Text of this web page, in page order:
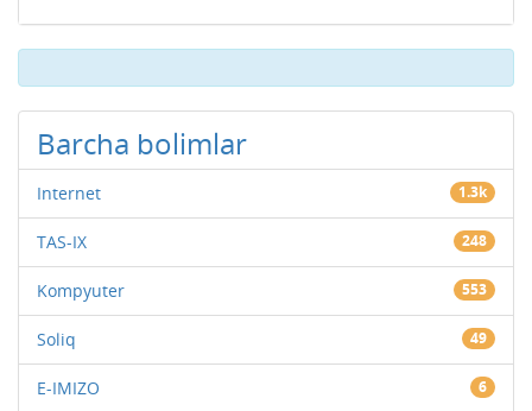
Barcha bolimlar
Internet 1.3k
TAS-IX 248
Kompyuter 553
Soliq 49
E-IMIZO 6